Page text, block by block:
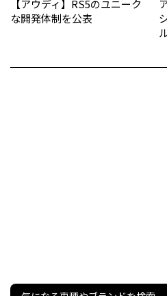
【アウディ】RS5のユニーク
な開発体制を公表